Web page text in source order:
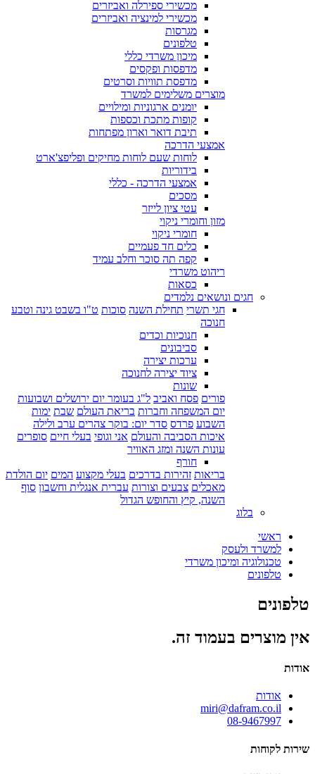
מכשירי ספירלה ואביזרים
מכשירי למינציה ואביזרים
מגרסות
טלפונים
מיכון משרדי כללי
מדפסות ופקסים
מדפסת תוויות וסרטים
מוצרים משלימים למשרד
יומנים ארגוניות ומילויים
קופות מתכת וכספות
תיבת דואר וארון מפתחות
אמצעי הדרכה
לוחות שעם לוחות מחיקים ופליפצ'ארט
בידוריות
אמצעי הדרכה - כללי
מסכים
עטי ציון לייזר
מזון וחומרי ניקוי
חומרי ניקוי
כלים חד פעמיים
קפה תה סוכר וחלב עמיד
ריהוט משרדי
כסאות
חגים ונושאים נלמדים
חגי תשרי תחילת השנה סוכות ט"ו בשבט גינה וטבע
חנוכה
חנוכיות וכדים
סביבונים
ערכות יצירה
ציוד יצירה לחנוכה
שונות
פורים פסח ואביב ל"ג בעומר יום ירושלים ושבועות
יום המשפחה וחברות בריאת העולם שבת ימות
השבוע פרדס סדר יום: בוקר צהרים ערב ולילה
איכות הסביבה והעולם אני וגופי בעלי חיים סופרים
עונות השנה ומזג האוויר
חורף
בריאות זהירות בדרכים בעלי מקצוע המים יום הולדת
מאכלים צבעים וצורות עברית אנגלית וחשבון סוף
השנה, קיץ והחופש הגדול
בלוג
ראשי
למשרד ולעסק
טכנולוגיה ומיכון משרדי
טלפונים
טלפונים
אין מוצרים בעמוד זה.
אודות
אודות
miri@dafram.co.il
08-9467997
שירות לקוחות